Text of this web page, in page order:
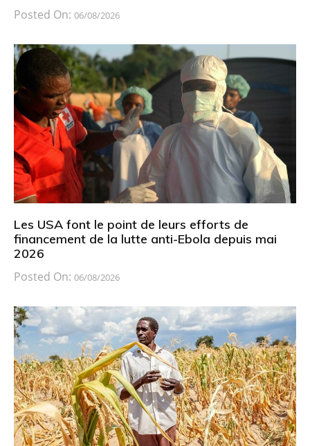
Posted On: 06/08/2026
Les USA font le point de leurs efforts de
financement de la lutte anti-Ebola depuis mai
2026
Posted On: 06/08/2026